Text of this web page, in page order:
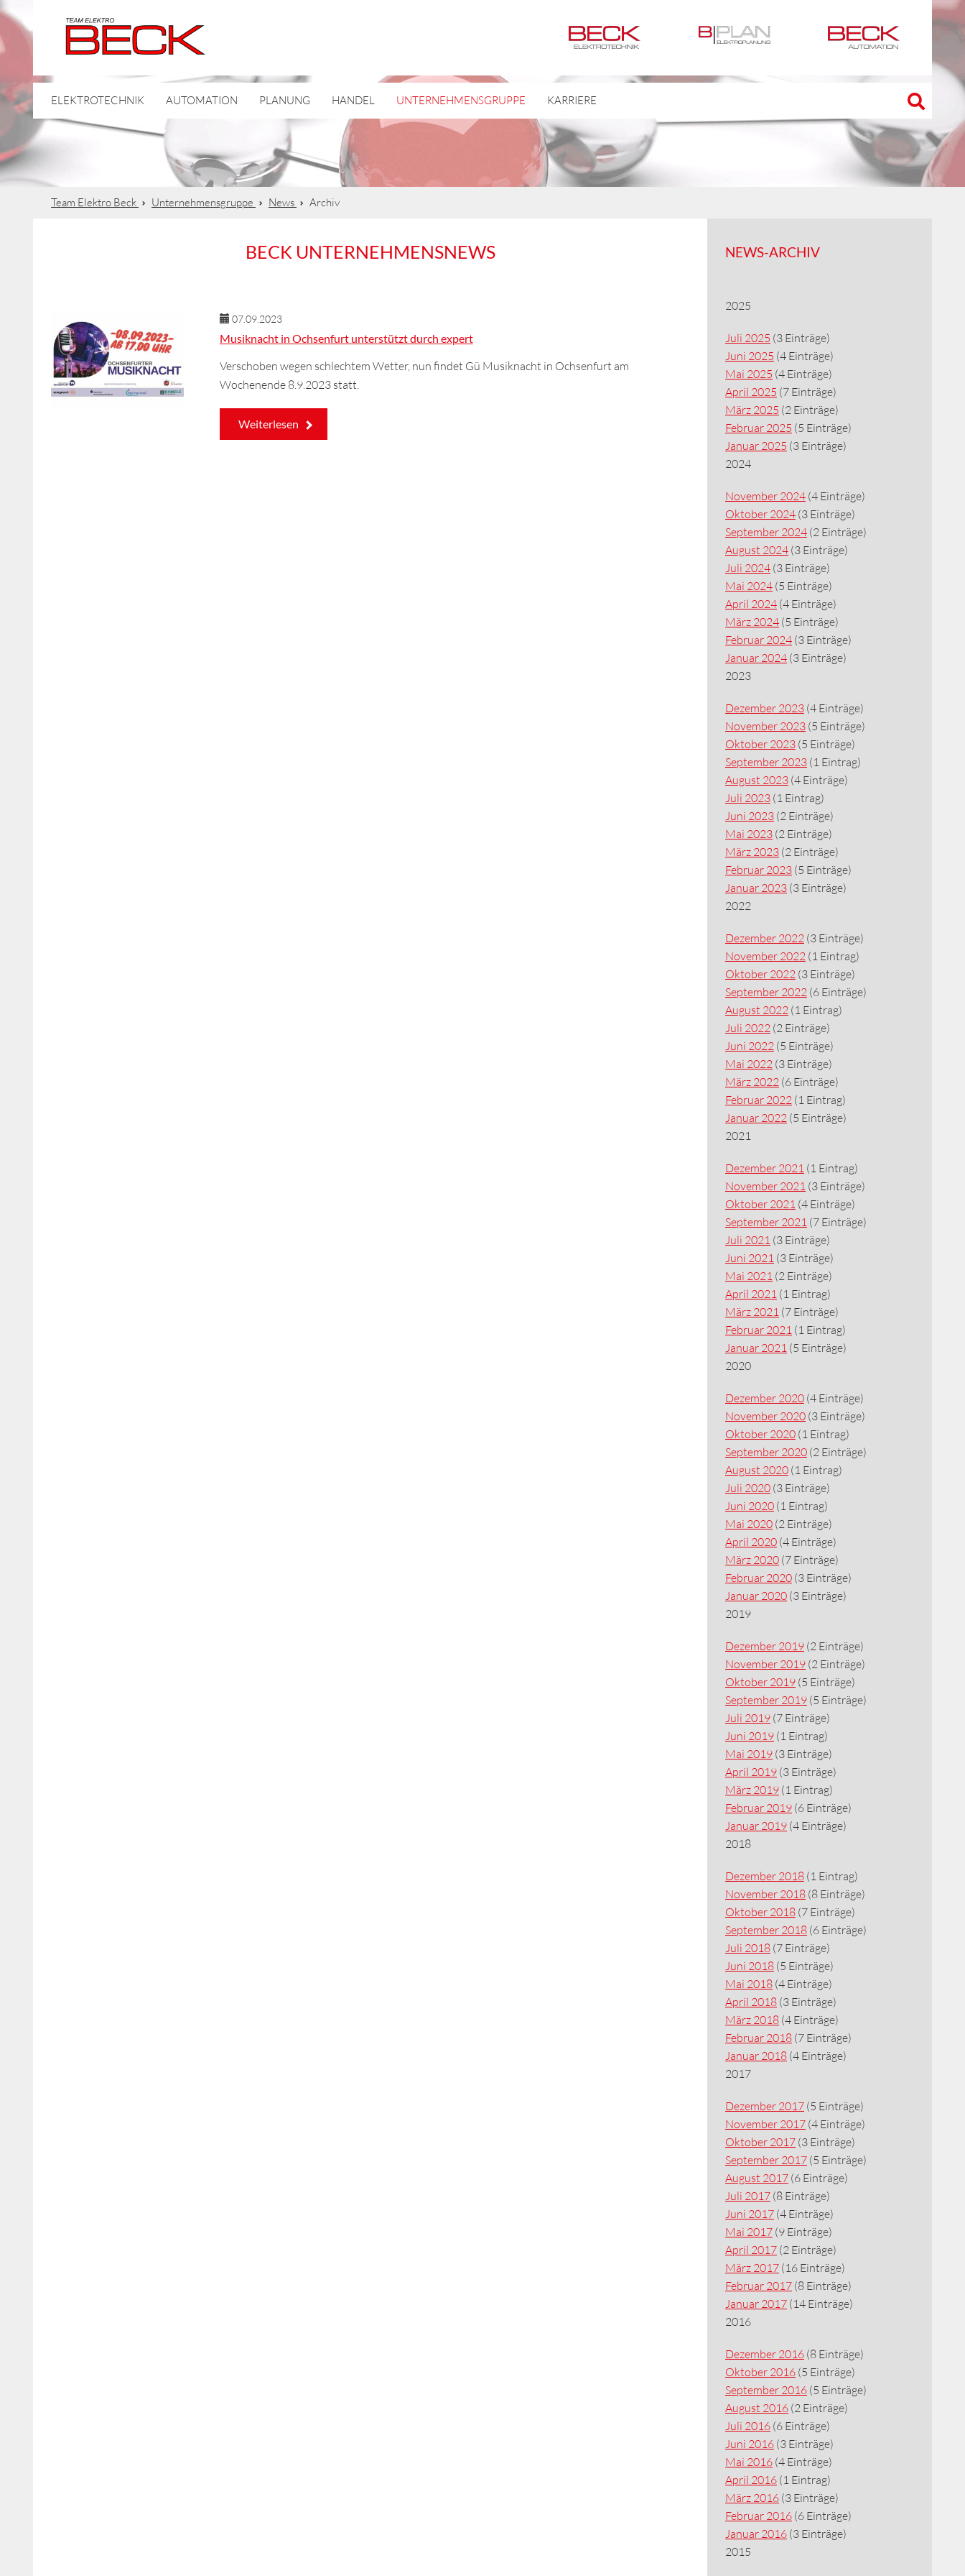
ELEKTROTECHNIK AUTOMATION PLANUNG HANDEL UNTERNEHMENSGRUPPE KARRIERE
Team Elektro Beck Unternehmensgruppe News Archiv
BECK UNTERNEHMENSNEWS
07.09.2023
Musiknacht in Ochsenfurt unterstützt durch expert
Verschoben wegen schlechtem Wetter, nun findet Gü Musiknacht in Ochsenfurt am
Wochenende 8.9.2023 statt.
Weiterlesen
NEWS-ARCHIV
2025
Juli 2025 (3 Einträge)
Juni 2025 (4 Einträge)
Mai 2025 (4 Einträge)
April 2025 (7 Einträge)
März 2025 (2 Einträge)
Februar 2025 (5 Einträge)
Januar 2025 (3 Einträge)
2024
November 2024 (4 Einträge)
Oktober 2024 (3 Einträge)
September 2024 (2 Einträge)
August 2024 (3 Einträge)
Juli 2024 (3 Einträge)
Mai 2024 (5 Einträge)
April 2024 (4 Einträge)
März 2024 (5 Einträge)
Februar 2024 (3 Einträge)
Januar 2024 (3 Einträge)
2023
Dezember 2023 (4 Einträge)
November 2023 (5 Einträge)
Oktober 2023 (5 Einträge)
September 2023 (1 Eintrag)
August 2023 (4 Einträge)
Juli 2023 (1 Eintrag)
Juni 2023 (2 Einträge)
Mai 2023 (2 Einträge)
März 2023 (2 Einträge)
Februar 2023 (5 Einträge)
Januar 2023 (3 Einträge)
2022
Dezember 2022 (3 Einträge)
November 2022 (1 Eintrag)
Oktober 2022 (3 Einträge)
September 2022 (6 Einträge)
August 2022 (1 Eintrag)
Juli 2022 (2 Einträge)
Juni 2022 (5 Einträge)
Mai 2022 (3 Einträge)
März 2022 (6 Einträge)
Februar 2022 (1 Eintrag)
Januar 2022 (5 Einträge)
2021
Dezember 2021 (1 Eintrag)
November 2021 (3 Einträge)
Oktober 2021 (4 Einträge)
September 2021 (7 Einträge)
Juli 2021 (3 Einträge)
Juni 2021 (3 Einträge)
Mai 2021 (2 Einträge)
April 2021 (1 Eintrag)
März 2021 (7 Einträge)
Februar 2021 (1 Eintrag)
Januar 2021 (5 Einträge)
2020
Dezember 2020 (4 Einträge)
November 2020 (3 Einträge)
Oktober 2020 (1 Eintrag)
September 2020 (2 Einträge)
August 2020 (1 Eintrag)
Juli 2020 (3 Einträge)
Juni 2020 (1 Eintrag)
Mai 2020 (2 Einträge)
April 2020 (4 Einträge)
März 2020 (7 Einträge)
Februar 2020 (3 Einträge)
Januar 2020 (3 Einträge)
2019
Dezember 2019 (2 Einträge)
November 2019 (2 Einträge)
Oktober 2019 (5 Einträge)
September 2019 (5 Einträge)
Juli 2019 (7 Einträge)
Juni 2019 (1 Eintrag)
Mai 2019 (3 Einträge)
April 2019 (3 Einträge)
März 2019 (1 Eintrag)
Februar 2019 (6 Einträge)
Januar 2019 (4 Einträge)
2018
Dezember 2018 (1 Eintrag)
November 2018 (8 Einträge)
Oktober 2018 (7 Einträge)
September 2018 (6 Einträge)
Juli 2018 (7 Einträge)
Juni 2018 (5 Einträge)
Mai 2018 (4 Einträge)
April 2018 (3 Einträge)
März 2018 (4 Einträge)
Februar 2018 (7 Einträge)
Januar 2018 (4 Einträge)
2017
Dezember 2017 (5 Einträge)
November 2017 (4 Einträge)
Oktober 2017 (3 Einträge)
September 2017 (5 Einträge)
August 2017 (6 Einträge)
Juli 2017 (8 Einträge)
Juni 2017 (4 Einträge)
Mai 2017 (9 Einträge)
April 2017 (2 Einträge)
März 2017 (16 Einträge)
Februar 2017 (8 Einträge)
Januar 2017 (14 Einträge)
2016
Dezember 2016 (8 Einträge)
Oktober 2016 (5 Einträge)
September 2016 (5 Einträge)
August 2016 (2 Einträge)
Juli 2016 (6 Einträge)
Juni 2016 (3 Einträge)
Mai 2016 (4 Einträge)
April 2016 (1 Eintrag)
März 2016 (3 Einträge)
Februar 2016 (6 Einträge)
Januar 2016 (3 Einträge)
2015